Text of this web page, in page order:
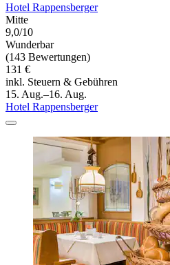
Hotel Rappensberger
Mitte
9,0/10
Wunderbar
(143 Bewertungen)
131 €
inkl. Steuern & Gebühren
15. Aug.–16. Aug.
Hotel Rappensberger